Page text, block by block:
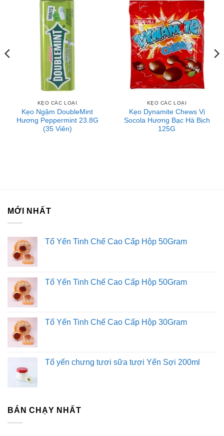
KẸO CÁC LOẠI
Kẹo Ngậm DoubleMint
Hương Peppermint 23.8G
(35 Viên)
KẸO CÁC LOẠI
Kẹo Dynamite Chews Vị
Socola Hương Bạc Hà Bịch
125G
MỚI NHẤT
Tổ Yến Tinh Chế Cao Cấp Hộp 50Gram
Tổ Yến Tinh Chế Cao Cấp Hộp 50Gram
Tổ Yến Tinh Chế Cao Cấp Hộp 30Gram
Tổ yến chưng tươi sữa tươi Yến Sợi 200ml
BÁN CHẠY NHẤT